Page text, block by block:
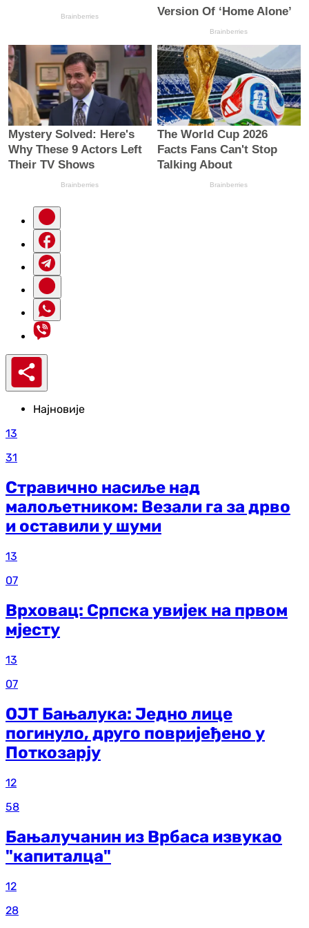
Најновије
13
31
Стравично насиље над
малољетником: Везали га за дрво
и оставили у шуми
13
07
Врховац: Српска увијек на првом
мјесту
13
07
ОЈТ Бањалука: Једно лице
погинуло, друго повријеђено у
Поткозарју
12
58
Бањалучанин из Врбаса извукао
"капиталца"
12
28